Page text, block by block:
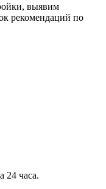
выявим
рекомендаций по
24 часа.